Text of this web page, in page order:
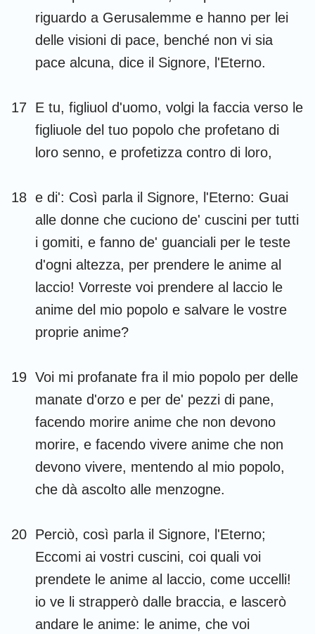
1 3 5
8 9 10 11 12 13 14
15 16 17 18 19 20 21
36 37 38 39 40 41 42
43 44 45 46 47 48
riguardo a Gerusalemme e hanno per lei
delle visioni di pace, benché non vi sia
pace alcuna, dice il Signore, l'Eterno.
17 E tu, figliuol d'uomo, volgi la faccia verso le
figliuole del tuo popolo che profetano di
loro senno, e profetizza contro di loro,
18 e di': Così parla il Signore, l'Eterno: Guai
alle donne che cuciono de' cuscini per tutti
i gomiti, e fanno de' guanciali per le teste
d'ogni altezza, per prendere le anime al
laccio! Vorreste voi prendere al laccio le
anime del mio popolo e salvare le vostre
proprie anime?
19 Voi mi profanate fra il mio popolo per delle
manate d'orzo e per de' pezzi di pane,
facendo morire anime che non devono
morire, e facendo vivere anime che non
devono vivere, mentendo al mio popolo,
che dà ascolto alle menzogne.
20 Perciò, così parla il Signore, l'Eterno;
Eccomi ai vostri cuscini, coi quali voi
prendete le anime al laccio, come uccelli!
io ve li strapperò dalle braccia, e lascerò
andare le anime: le anime, che voi